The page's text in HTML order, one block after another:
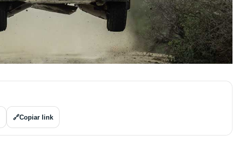
🔗Copiar link